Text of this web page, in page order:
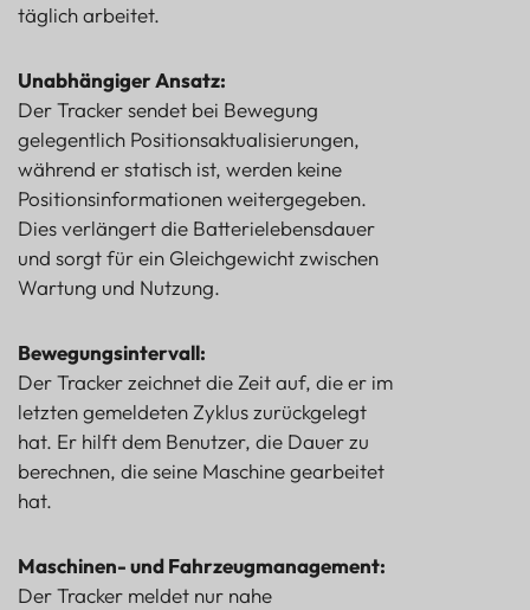
täglich arbeitet.
Unabhängiger Ansatz:
Der Tracker sendet bei Bewegung
gelegentlich Positionsaktualisierungen,
während er statisch ist, werden keine
Positionsinformationen weitergegeben.
Dies verlängert die Batterielebensdauer
und sorgt für ein Gleichgewicht zwischen
Wartung und Nutzung.
Bewegungsintervall:
Der Tracker zeichnet die Zeit auf, die er im
letzten gemeldeten Zyklus zurückgelegt
hat. Er hilft dem Benutzer, die Dauer zu
berechnen, die seine Maschine gearbeitet
hat.
Maschinen- und Fahrzeugmanagement:
Der Tracker meldet nur nahe